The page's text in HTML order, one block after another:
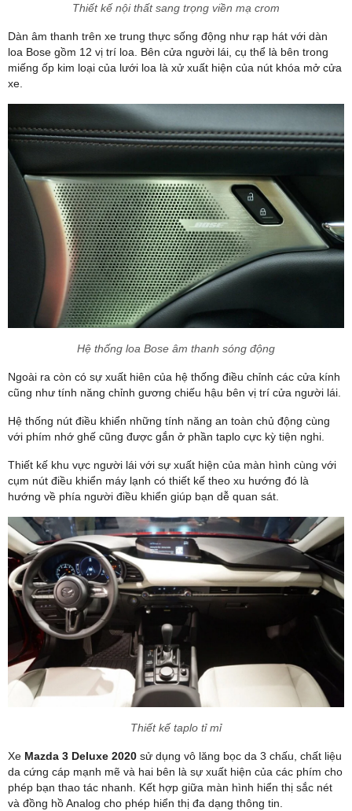
Thiết kế nội thất sang trọng viền mạ crom
Dàn âm thanh trên xe trung thực sống động như rạp hát với dàn
loa Bose gồm 12 vị trí loa. Bên cửa người lái, cụ thể là bên trong
miếng ốp kim loại của lưới loa là xử xuất hiện của nút khóa mở cửa
xe.
Hệ thống loa Bose âm thanh sóng động
Ngoài ra còn có sự xuất hiên của hệ thống điều chỉnh các cửa kính
cũng như tính năng chỉnh gương chiếu hậu bên vị trí cửa người lái.
Hệ thống nút điều khiển những tính năng an toàn chủ động cùng
với phím nhớ ghế cũng được gắn ở phần taplo cực kỳ tiện nghi.
Thiết kế khu vực người lái với sự xuất hiện của màn hình cùng với
cụm nút điều khiển máy lạnh có thiết kế theo xu hướng đó là
hướng về phía người điều khiển giúp bạn dễ quan sát.
Thiết kế taplo tỉ mỉ
Xe Mazda 3 Deluxe 2020 sử dụng vô lăng bọc da 3 chấu, chất liệu
da cứng cáp mạnh mẽ và hai bên là sự xuất hiện của các phím cho
phép bạn thao tác nhanh. Kết hợp giữa màn hình hiển thị sắc nét
và đồng hồ Analog cho phép hiển thị đa dạng thông tin.